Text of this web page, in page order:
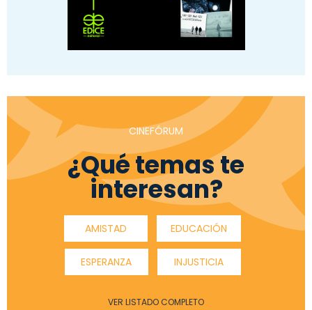
CINEFÓRUM
¿Qué temas te
interesan?
AMISTAD EDUCACIÓN
ESPERANZA INJUSTICIA
VER LISTADO COMPLETO